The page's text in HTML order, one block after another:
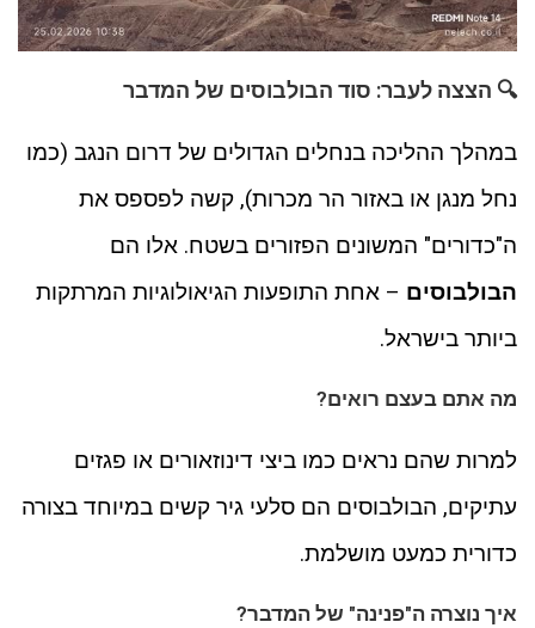
🔍 הצצה לעבר: סוד הבולבוסים של המדבר
במהלך ההליכה בנחלים הגדולים של דרום הנגב (כמו
נחל מנגן או באזור הר מכרות), קשה לפספס את
ה"כדורים" המשונים הפזורים בשטח. אלו הם
הבולבוסים – אחת התופעות הגיאולוגיות המרתקות
ביותר בישראל.
מה אתם בעצם רואים?
למרות שהם נראים כמו ביצי דינוזאורים או פגזים
עתיקים, הבולבוסים הם סלעי גיר קשים במיוחד בצורה
כדורית כמעט מושלמת.
איך נוצרה ה"פנינה" של המדבר?